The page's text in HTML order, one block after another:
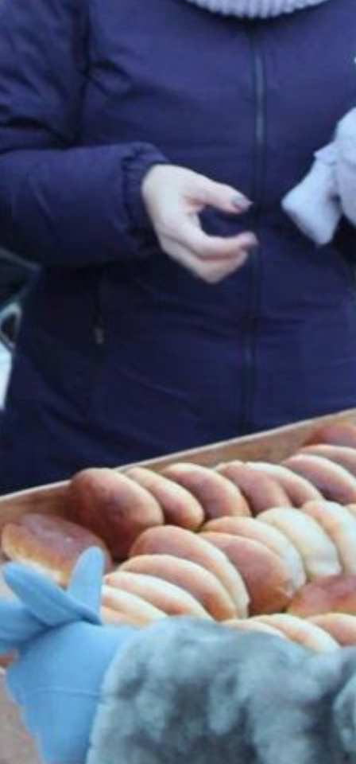
месторождения
геологами. Самая первая
улица здесь получила
название — улица
Геологов — в честь
специалистов, чьи труд
и открытия заложили
основу для появления
Проектом предусмотрено
спортивных зон, зоны
разных возрастных
категорий, устройство
Как сообщили
в администрации
муниципалитета, «Парк
Геологов» стал
победителем VIII
Всероссийского конкурса
лучших проектов
создания комфортной
из Хабаровского края
в рамках партийного
проекта «Городская
среда» «Единой России».
В ТЕМУ:
Хабаровский край
выделил 76 млн рублей
на резервный источник
энергии для посёлка
Лазарев
Читайте нас в соцсетях:
ВКонтакте,
Одноклассники,
Телеграм
илиЯндекс.Дзен
МАКС
Как вам материал?
Супер
Удивило
Грустно
Злость
Разочарование